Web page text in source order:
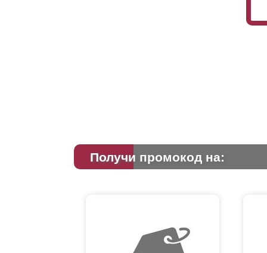
Получи промокод на: